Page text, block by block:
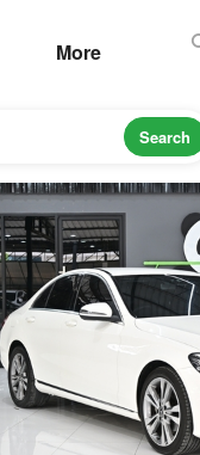
More
Search